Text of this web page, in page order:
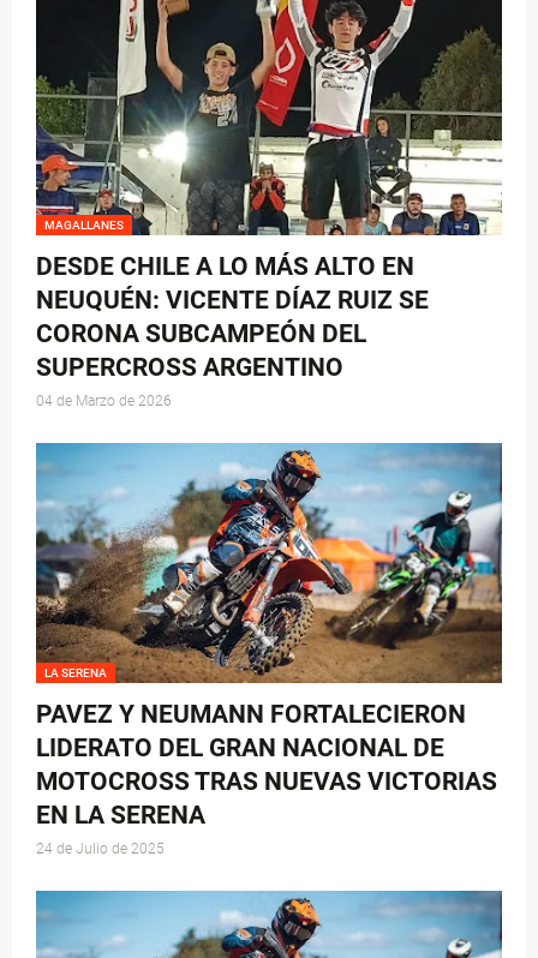
MAGALLANES
DESDE CHILE A LO MÁS ALTO EN
NEUQUÉN: VICENTE DÍAZ RUIZ SE
CORONA SUBCAMPEÓN DEL
SUPERCROSS ARGENTINO
04 de Marzo de 2026
LA SERENA
PAVEZ Y NEUMANN FORTALECIERON
LIDERATO DEL GRAN NACIONAL DE
MOTOCROSS TRAS NUEVAS VICTORIAS
EN LA SERENA
24 de Julio de 2025